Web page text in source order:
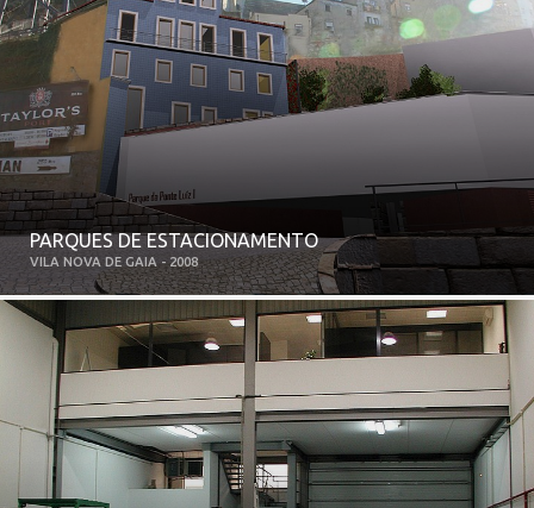
PARQUES DE ESTACIONAMENTO
VILA NOVA DE GAIA - 2008